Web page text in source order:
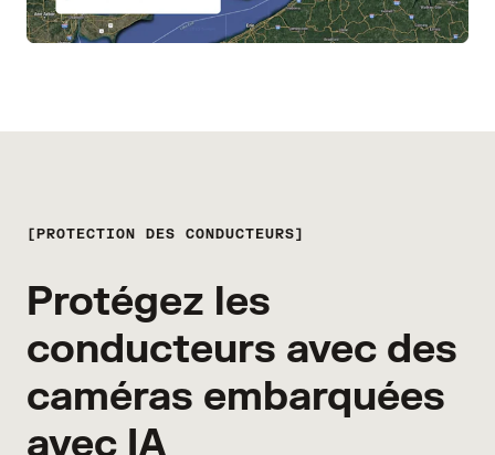
PROTECTION DES CONDUCTEURS
Protégez les
conducteurs avec des
caméras embarquées
avec IA